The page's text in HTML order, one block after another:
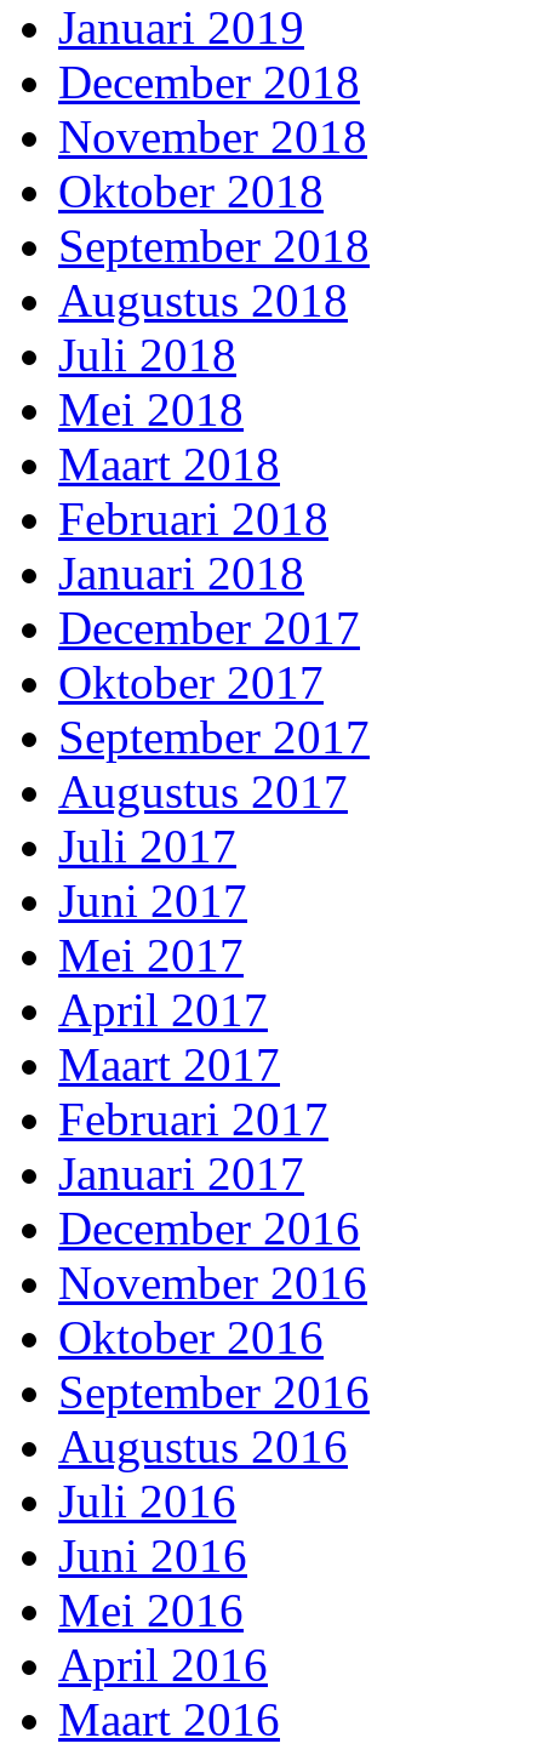
Januari 2019
December 2018
November 2018
Oktober 2018
September 2018
Augustus 2018
Juli 2018
Mei 2018
Maart 2018
Februari 2018
Januari 2018
December 2017
Oktober 2017
September 2017
Augustus 2017
Juli 2017
Juni 2017
Mei 2017
April 2017
Maart 2017
Februari 2017
Januari 2017
December 2016
November 2016
Oktober 2016
September 2016
Augustus 2016
Juli 2016
Juni 2016
Mei 2016
April 2016
Maart 2016